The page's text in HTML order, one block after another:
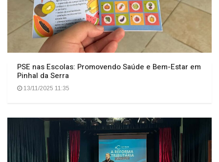
PSE nas Escolas: Promovendo Saúde e Bem-Estar em
Pinhal da Serra
13/11/2025 11:35